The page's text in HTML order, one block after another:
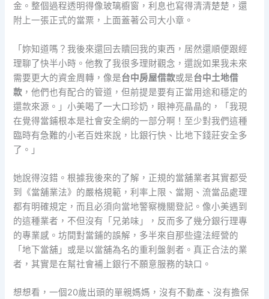
金。整個過程透明得像玻璃櫥窗，利息也寫得清清楚楚，還
附上一張正式的當票，上面蓋著公司大小章。
「妳知道嗎？我後來還回去贖回我的東西，居然還順便跟經
理聊了快半小時。他教了我很多理財觀念，還說如果我未來
需要更大的資金周轉，像是台中房屋借款或是台中土地借
款 ，他們也有配合的管道，但前提是要有正當用途和穩定的
還款來源。」小美喝了一大口珍奶，眼神亮晶晶的，「我現
在覺得當鋪根本是社會安全網的一部分啊！至少對我們這種
臨時有急難的小老百姓來說，比銀行快、比地下錢莊安全多
了。」
她說得沒錯。根據我後來的了解，正規的當舖業者其實都受
到《當舖業法》的嚴格規範，利率上限、當期、流當品處理
都有明確規定，而且必須向當地警察機關登記。像小美遇到
的這種業者，不但沒有「兄弟味」，反而多了幾分銀行理專
的專業感。坊間對當鋪的誤解，多半來自那些違法經營的
「地下當舖」或是以當舖為名的重利盤剝者。真正合法的業
者，其實是在幫社會補上銀行不願意服務的缺口。
想想看，一個20歲出頭的單親媽媽，沒有不動產、沒有擔保